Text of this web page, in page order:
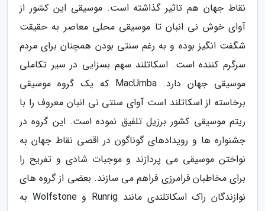
نقاط جهان هم تاثیر گذاشته است. موسیقی این کشور از
آوای خوش نی انبان تا موسیقی محلی معاصر به حقیقت
شگفت انگیز بوده و به رغم سنتی بودن همچنان برای مردم
سرگرم کننده است. اسکاتلند سهم بسزایی در سیر تکاملی
موسیقی جهان دارد. MacUmba که یک گروه موسیقی
برخاسته از اسکاتلند است آوای سنتی نی انبان معروف را با
ریتم موسیقی کشور برزیل تلفیق نموده است. این گروه در
جشنواره ها و رویدادهای گوناگون در اقصی نقاط جهان به
نواختن موسیقی می پردازند و موجبات شادی و تفریح را
برای مخاطبان فرامرزی فراهم می سازند. بعضی از گروه های
نوازندگان راک اسکاتلندی مانند Runrig و Wolfstone به